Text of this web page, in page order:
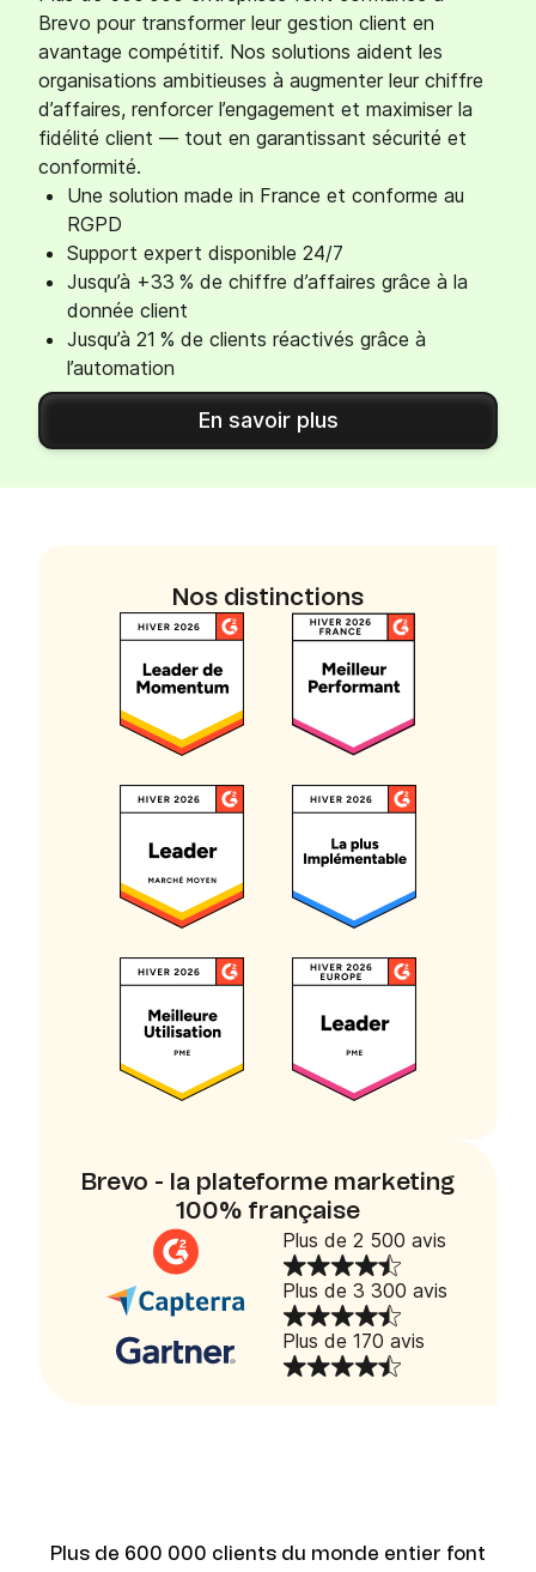
Brevo pour transformer leur gestion client en
avantage compétitif. Nos solutions aident les
organisations ambitieuses à augmenter leur chiffre
d’affaires, renforcer l’engagement et maximiser la
fidélité client — tout en garantissant sécurité et
conformité.
Une solution made in France et conforme au
RGPD
Support expert disponible 24/7
Jusqu’à +33 % de chiffre d’affaires grâce à la
donnée client
Jusqu’à 21 % de clients réactivés grâce à
l’automation
En savoir plus
Nos distinctions
Brevo - la plateforme marketing
100% française
Plus de 2 500 avis
Plus de 3 300 avis
Plus de 170 avis
Plus de 600 000 clients du monde entier font